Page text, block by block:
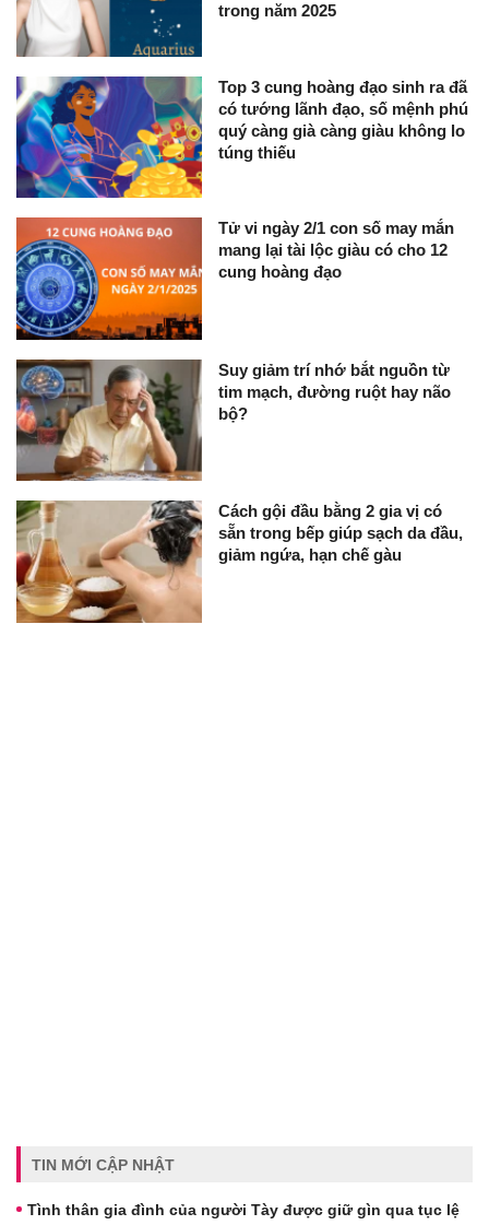
trong năm 2025
Top 3 cung hoàng đạo sinh ra đã
có tướng lãnh đạo, số mệnh phú
quý càng già càng giàu không lo
túng thiếu
Tử vi ngày 2/1 con số may mắn
mang lại tài lộc giàu có cho 12
cung hoàng đạo
Suy giảm trí nhớ bắt nguồn từ
tim mạch, đường ruột hay não
bộ?
Cách gội đầu bằng 2 gia vị có
sẵn trong bếp giúp sạch da đầu,
giảm ngứa, hạn chế gàu
TIN MỚI CẬP NHẬT
Tình thân gia đình của người Tày được giữ gìn qua tục lệ